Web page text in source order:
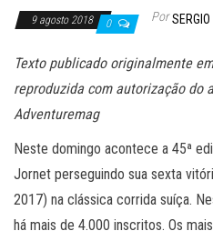
9 agosto 2018 0 Por
Texto publicado originalmente
reproduzida com autorização do
Adventuremag
Neste domingo acontece a 45ª
Jornet perseguindo sua sexta
2017) na clássica corrida suíça.
há mais de 4.000 inscritos. Os